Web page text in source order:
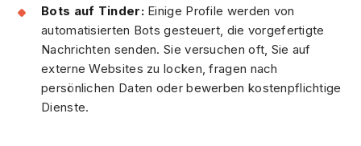
Bots auf Tinder:Einige Profile werden von
automatisierten Bots gesteuert, die vorgefertigte
Nachrichten senden. Sie versuchen oft, Sie auf
externe Websites zu locken, fragen nach
persönlichen Daten oder bewerben kostenpflichtige
Dienste.